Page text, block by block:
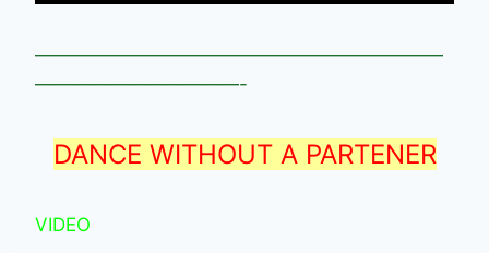
——————————————————————
———————————-
DANCE WITHOUT A PARTENER
VIDEO